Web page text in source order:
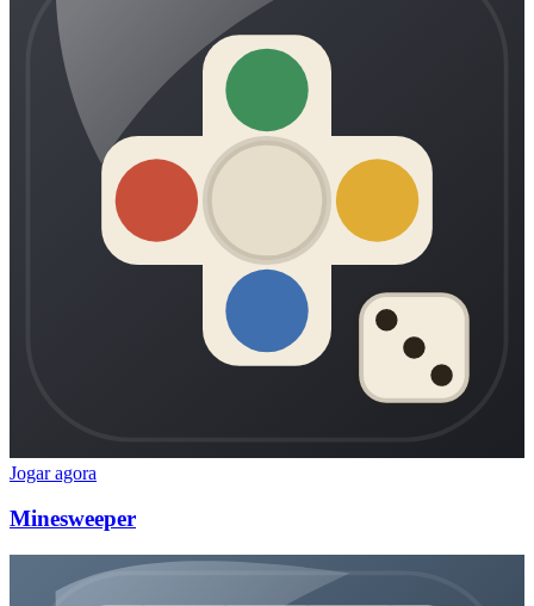
Jogar agora
Minesweeper